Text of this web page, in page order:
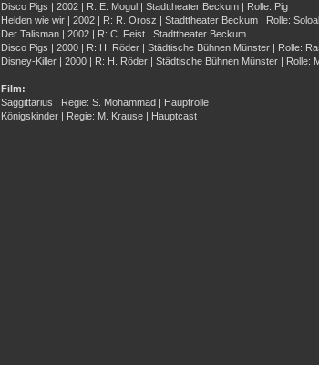
Disco Pigs | 2002 | R: E. Mogul | Stadttheater Beckum | Rolle: Pig
Helden wie wir | 2002 | R: R. Orosz | Stadttheater Beckum | Rolle:
Der Talisman | 2002 | R: C. Feist | Stadttheater Beckum
Disco Pigs | 2000 | R: H. Röder | Städtische Bühnen Münster | Rolle:
Disney-Killer | 2000 | R: H. Röder | Städtische Bühnen Münster | Rolle:
Film:
Saggittarius | Regie: S. Mohammad | Hauptrolle
Königskinder | Regie: M. Krause | Hauptcast